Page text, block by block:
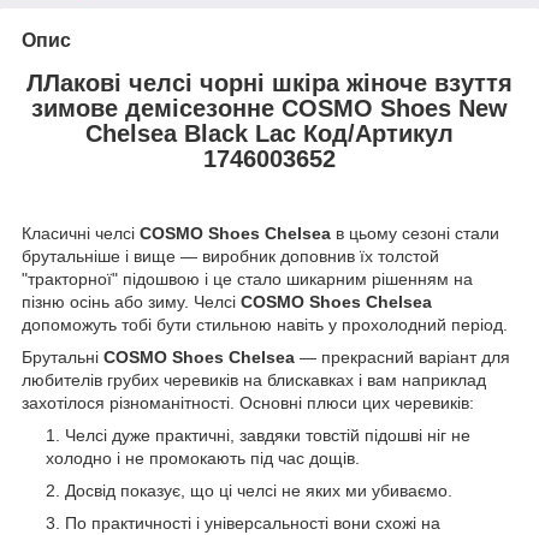
Опис
ЛЛакові челсі чорні шкіра жіноче взуття
зимове демісезонне COSMO Shoes New
Chelsea Black Lac Код/Артикул
1746003652
Класичні челсі COSMO Shoes Chelsea в цьому сезоні стали
брутальніше і вище — виробник доповнив їх толстой
"тракторної" підошвою і це стало шикарним рішенням на
пізню осінь або зиму. Челсі COSMO Shoes Chelsea
допоможуть тобі бути стильною навіть у прохолодний період.
Брутальні COSMO Shoes Chelsea — прекрасний варіант для
любителів грубих черевиків на блискавках і вам наприклад
захотілося різноманітності. Основні плюси цих черевиків:
Челсі дуже практичні, завдяки товстій підошві ніг не
холодно і не промокають під час дощів.
Досвід показує, що ці челсі не яких ми убиваємо.
По практичності і універсальності вони схожі на